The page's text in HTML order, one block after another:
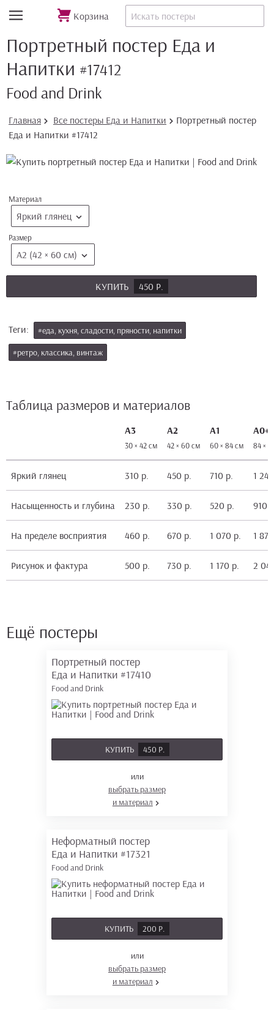
Корзина
Портретный постер Еда и
Напитки #17412
Food and Drink
Главная Все постеры Еда и Напитки
Портретный постер
Еда и Напитки #17412
Материал
Яркий глянец
Размер
А2 (42 × 60 см)
КУПИТЬ 450 Р.
Теги:
#еда, кухня, сладости, пряности, напитки
#ретро, классика, винтаж
Таблица размеров и материалов
А3
30 × 42 см
А2
42 × 60 см
А1
60 × 84 см
А0+
84 ×
Яркий глянец 310 р. 450 р. 710 р. 1
Насыщенность и глубина 230 р. 330 р. 520 р. 910
На пределе восприятия 460 р. 670 р. 1 070 р. 1
Рисунок и фактура 500 р. 730 р. 1 170 р. 2
Ещё постеры
Портретный постер
Еда и Напитки #17410
Food and Drink
КУПИТЬ 450 Р.
или
выбрать размер
и материал
Неформатный постер
Еда и Напитки #17321
Food and Drink
КУПИТЬ 200 Р.
или
выбрать размер
и материал